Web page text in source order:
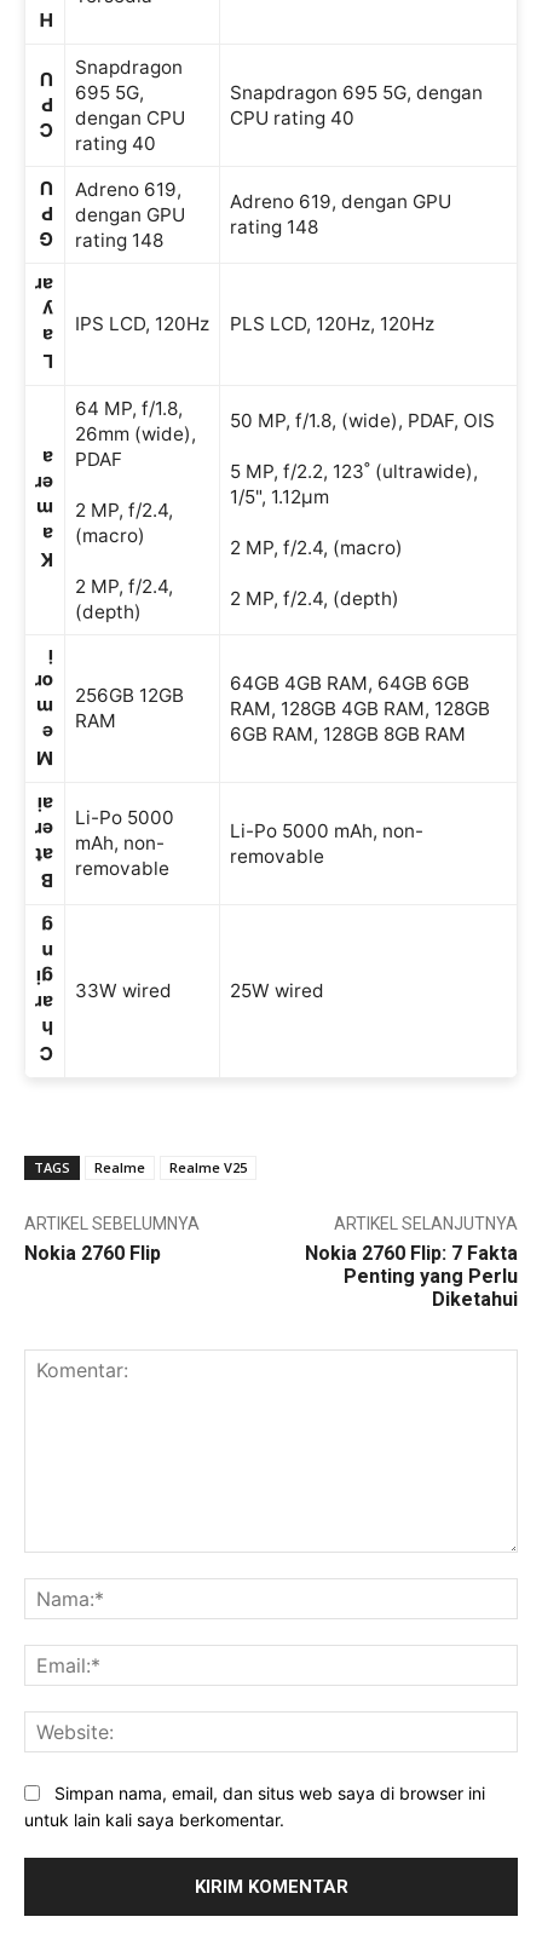
H
C
P
U
Snapdragon
695 5G,
dengan CPU
rating 40
Snapdragon 695 5G, dengan
CPU rating 40
G
P
U
Adreno 619,
dengan GPU
rating 148
Adreno 619, dengan GPU
rating 148
L
a
y
ar
IPS LCD, 120Hz
PLS LCD, 120Hz, 120Hz
K
a
m
er
a
64 MP, f/1.8,
26mm (wide),
PDAF
2 MP, f/2.4,
(macro)
2 MP, f/2.4,
(depth)
50 MP, f/1.8, (wide), PDAF, OIS
5 MP, f/2.2, 123˚ (ultrawide),
1/5", 1.12µm
2 MP, f/2.4, (macro)
2 MP, f/2.4, (depth)
M
e
m
or
i
256GB 12GB
RAM
64GB 4GB RAM, 64GB 6GB
RAM, 128GB 4GB RAM, 128GB
6GB RAM, 128GB 8GB RAM
B
at
er
ai
Li-Po 5000
mAh, non-
removable
Li-Po 5000 mAh, non-
removable
C
h
ar
gi
n
g
33W wired 25W wired
TAGS Realme Realme V25
ARTIKEL SEBELUMNYA
Nokia 2760 Flip
ARTIKEL SELANJUTNYA
Nokia 2760 Flip: 7 Fakta
Penting yang Perlu
Diketahui
Simpan nama, email, dan situs web saya di browser ini
untuk lain kali saya berkomentar.